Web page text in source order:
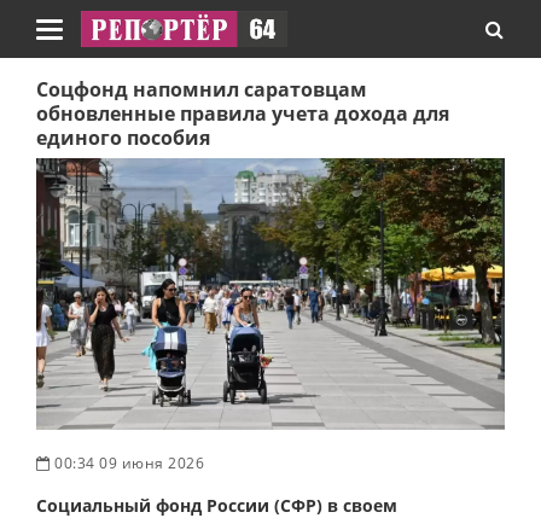
Навигация
Соцфонд напомнил саратовцам
обновленные правила учета дохода для
единого пособия
00:34 09 июня 2026
Социальный фонд России (СФР) в своем